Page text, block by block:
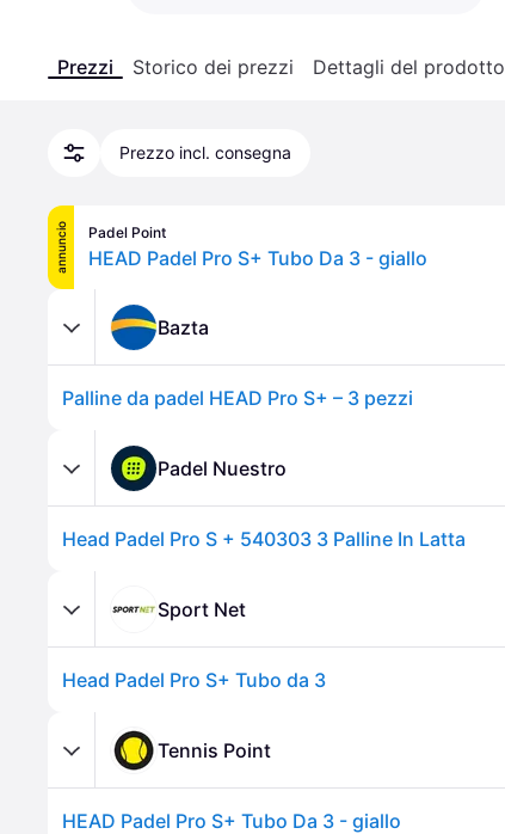
Prezzi Storico dei prezzi Dettagli del prodotto
Prezzo incl. consegna
annuncio Padel Point
HEAD Padel Pro S+ Tubo Da 3 - giallo
Bazta
Palline da padel HEAD Pro S+ – 3 pezzi
Padel Nuestro
Head Padel Pro S + 540303 3 Palline In Latta
Sport Net
Head Padel Pro S+ Tubo da 3
Tennis Point
HEAD Padel Pro S+ Tubo Da 3 - giallo